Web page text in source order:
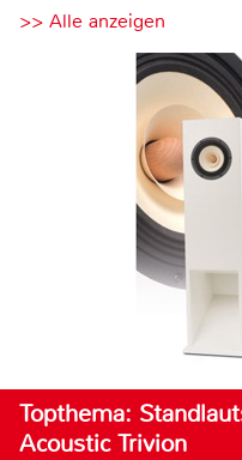
>> Alle anzeigen
Topthema:
Acoustic Trivion